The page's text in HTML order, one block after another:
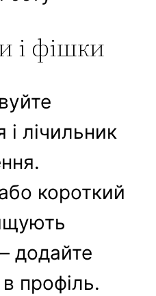
і фішки
і лічильник
короткий
додайте
профіль.